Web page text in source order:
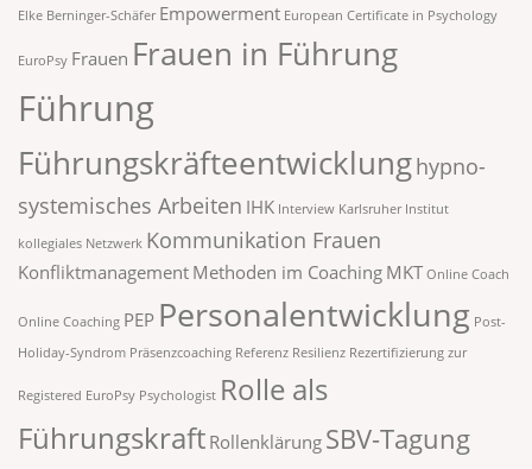
Elke Berninger-Schäfer Empowerment European Certificate in Psychology
EuroPsy Frauen Frauen in Führung
Führung
Führungskräfteentwicklunghypno-
systemisches Arbeiten IHK Interview Karlsruher Institut
kollegiales Netzwerk Kommunikation Frauen
Konfliktmanagement Methoden im Coaching MKT Online Coach
Online Coaching PEP Personalentwicklung Post-
Holiday-Syndrom Präsenzcoaching Referenz Resilienz Rezertifizierung zur
Registered EuroPsy Psychologist Rolle als
Führungskraft Rollenklärung SBV-Tagung